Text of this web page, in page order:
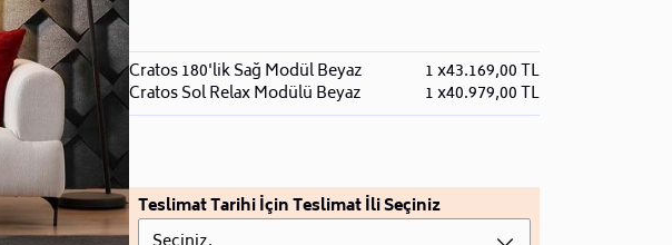
Cratos 180'lik Sağ Modül Beyaz 1 x43.169,00 TL
Cratos Sol Relax Modülü Beyaz
1 x40.979,00 TL
Teslimat Tarihi İçin Teslimat İli Seçiniz